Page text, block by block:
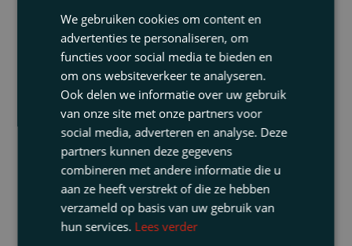
Soms is het wenselijk of zelfs noodzakelijk
om als executeur een advocaat in te
schakelen. Maar als blijkt dat dit onnodig
was, dan moet de executeur zelf de kosten
dragen. Dit is bijvoorbeeld het geval
wanneer de omvang van de nalatenschap
beperkt is en de afwikkeling daarvan relatief
eenvoudig. En als de executeur een
advocaat inschakelt om verweer te voeren in
een ontslagprocedure, waarin wordt gesteld
We gebruiken cookies om content en
advertenties te personaliseren, om
functies voor social media te bieden en
om ons websiteverkeer te analyseren.
Ook delen we informatie over uw gebruik
van onze site met onze partners voor
social media, adverteren en analyse. Deze
partners kunnen deze gegevens
combineren met andere informatie die u
aan ze heeft verstrekt of die ze hebben
verzameld op basis van uw gebruik van
hun services. Lees verder